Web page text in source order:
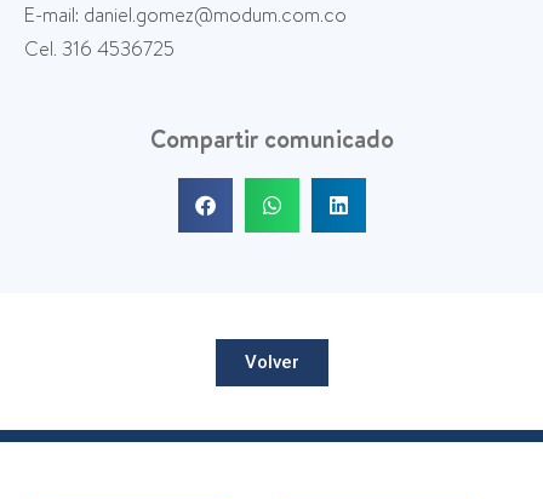
E-mail: daniel.gomez@modum.com.co
Cel. 316 4536725
Compartir comunicado
Volver